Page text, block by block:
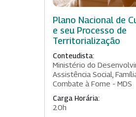
Plano Nacional de
e seu Processo de
Territorialização
Conteudista:
Ministério do
Assistência Social,
Combate à Fome - MDS
Carga Horária:
20h